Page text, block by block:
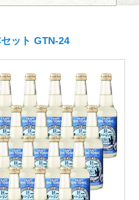
ット GTN-24